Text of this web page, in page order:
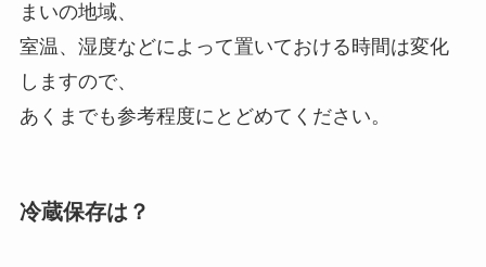
まいの地域、
室温、湿度などによって置いておける時間は変化
しますので、
あくまでも参考程度にとどめてください。
冷蔵保存は？